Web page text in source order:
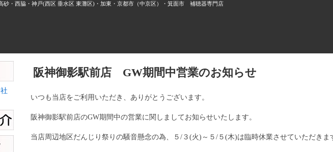
・西脇・神戸(西区 垂水区 東灘区)・加東・京都市（中京区）・箕面市 補聴器専門店
阪神御影駅前店 GW期間中営業のお知らせ
いつも当店をご利用いただき、ありがとうございます。
阪神御影駅前店のGW期間中の営業に関しましてお知らせいたします。
当店周辺地区だんじり祭りの騒音懸念の為、５/３(火)～５/５(木)は臨時休業させていただきま